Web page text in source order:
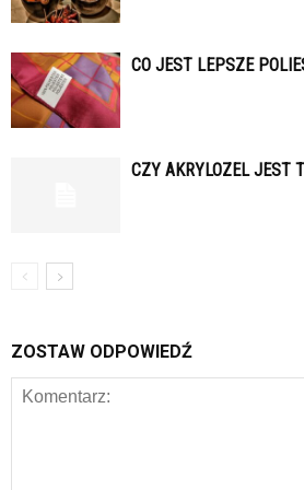
CO JEST LEPSZE
CZY AKRYLOZEL JEST
ZOSTAW ODPOWIEDŹ